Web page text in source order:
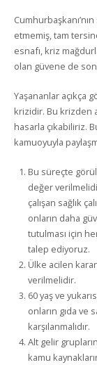
etmemiş, tam
esnafı, kriz
olan güvene de
Yaşananlar açıkça
krizidir. Bu krizden
hasarla çıkabiliriz.
kamuoyuyla
Bu süreçte
değer
çalışan sağlık
onların daha
tutulması için
talep ediyoruz.
Ülke acilen
verilmelidir.
60 yaş ve
onların gıda ve
karşılanmalıdır.
Alt gelir
kamu